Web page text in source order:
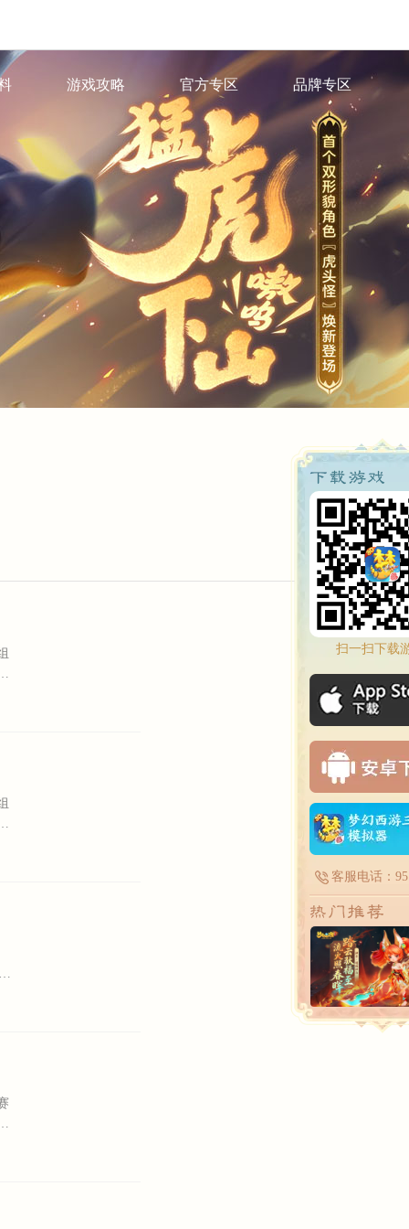
游戏攻略 官方专区 品牌专区
鉴
站
站
游戏百科 · 官方微信
官方微博
·官方B站
官方抖音
藏宝阁
·网易大神
· IP小说
IP有声剧
扫一扫下载
客服电话：